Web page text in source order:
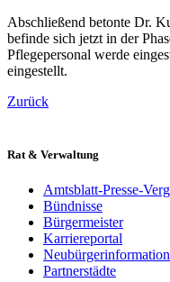
Abschließend betonte Dr.
befinde sich jetzt in der
Pflegepersonal werde
eingestellt.
Zurück
Rat & Verwaltung
Amtsblatt-Presse-
Bündnisse
Bürgermeister
Karriereportal
Neubürgerinformation
Partnerstädte